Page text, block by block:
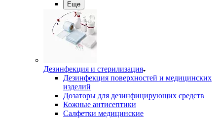
Еще
Дезинфекция и стерилизация
Дезинфекция поверхностей и медицинских
изделий
Дозаторы для дезинфицирующих средств
Кожные антисептики
Салфетки медицинские